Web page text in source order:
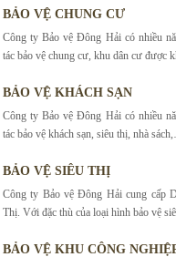
BẢO VỆ CHUNG CƯ
Công ty Bảo vệ Đông Hải có nhiều
tác bảo vệ chung cư, khu dân cư được
BẢO VỆ KHÁCH SẠN
Công ty Bảo vệ Đông Hải có nhiều
tác bảo vệ khách sạn, siêu thị, nhà
BẢO VỆ SIÊU THỊ
Công ty Bảo vệ Đông Hải cung cấp
Thị. Với đặc thù của loại hình bảo vệ
BẢO VỆ KHU CÔNG